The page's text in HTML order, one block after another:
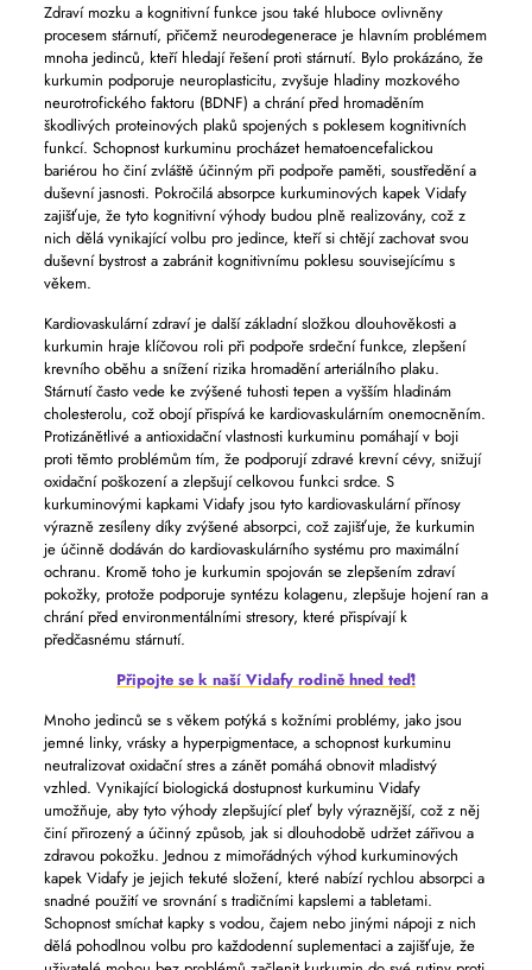
Zdraví mozku a kognitivní funkce jsou také hluboce ovlivněny
procesem stárnutí, přičemž neurodegenerace je hlavním problémem
mnoha jedinců, kteří hledají řešení proti stárnutí. Bylo prokázáno, že
kurkumin podporuje neuroplasticitu, zvyšuje hladiny mozkového
neurotrofického faktoru (BDNF) a chrání před hromaděním
škodlivých proteinových plaků spojených s poklesem kognitivních
funkcí. Schopnost kurkuminu procházet hematoencefalickou
bariérou ho činí zvláště účinným při podpoře paměti, soustředění a
duševní jasnosti. Pokročilá absorpce kurkuminových kapek Vidafy
zajišťuje, že tyto kognitivní výhody budou plně realizovány, což z
nich dělá vynikající volbu pro jedince, kteří si chtějí zachovat svou
duševní bystrost a zabránit kognitivnímu poklesu souvisejícímu s
věkem.
Kardiovaskulární zdraví je další základní složkou dlouhověkosti a
kurkumin hraje klíčovou roli při podpoře srdeční funkce, zlepšení
krevního oběhu a snížení rizika hromadění arteriálního plaku.
Stárnutí často vede ke zvýšené tuhosti tepen a vyšším hladinám
cholesterolu, což obojí přispívá ke kardiovaskulárním onemocněním.
Protizánětlivé a antioxidační vlastnosti kurkuminu pomáhají v boji
proti těmto problémům tím, že podporují zdravé krevní cévy, snižují
oxidační poškození a zlepšují celkovou funkci srdce. S
kurkuminovými kapkami Vidafy jsou tyto kardiovaskulární přínosy
výrazně zesíleny díky zvýšené absorpci, což zajišťuje, že kurkumin
je účinně dodáván do kardiovaskulárního systému pro maximální
ochranu. Kromě toho je kurkumin spojován se zlepšením zdraví
pokožky, protože podporuje syntézu kolagenu, zlepšuje hojení ran a
chrání před environmentálními stresory, které přispívají k
předčasnému stárnutí.
Připojte se k naší Vidafy rodině hned teď!
Mnoho jedinců se s věkem potýká s kožními problémy, jako jsou
jemné linky, vrásky a hyperpigmentace, a schopnost kurkuminu
neutralizovat oxidační stres a zánět pomáhá obnovit mladistvý
vzhled. Vynikající biologická dostupnost kurkuminu Vidafy
umožňuje, aby tyto výhody zlepšující pleť byly výraznější, což z něj
činí přirozený a účinný způsob, jak si dlouhodobě udržet zářivou a
zdravou pokožku. Jednou z mimořádných výhod kurkuminových
kapek Vidafy je jejich tekuté složení, které nabízí rychlou absorpci a
snadné použití ve srovnání s tradičními kapslemi a tabletami.
Schopnost smíchat kapky s vodou, čajem nebo jinými nápoji z nich
dělá pohodlnou volbu pro každodenní suplementaci a zajišťuje, že